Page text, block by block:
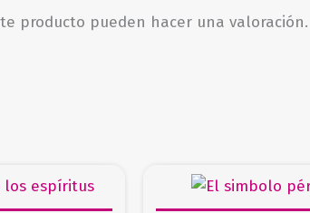
producto pueden hacer una valoración.